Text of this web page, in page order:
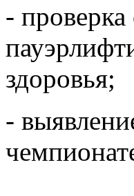
-
здоровья;
-